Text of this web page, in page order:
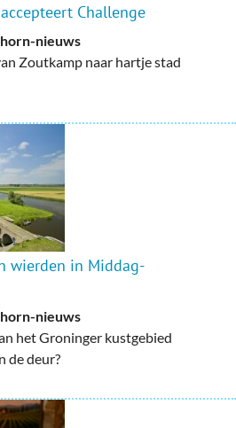
Challenge
nieuws
Zoutkamp naar hartje stad
wierden in Middag-
nieuws
het Groninger kustgebied
de deur?